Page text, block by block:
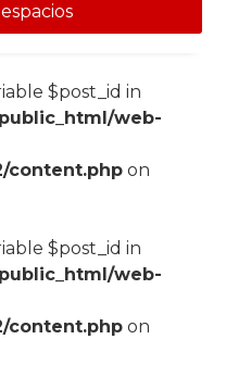
$post_id in
web-
content.phpon
$post_id in
web-
content.phpon